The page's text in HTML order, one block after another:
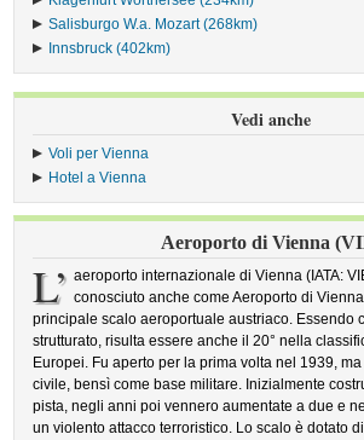
Salisburgo W.a. Mozart (268km)
Innsbruck (402km)
Vedi anche
Voli per Vienna
Hotel a Vienna
Aeroporto di Vienna
L’ aeroporto internazionale di Vienna (IATA:
conosciuto anche come Aeroporto di
principale scalo aeroportuale austriaco. Essendo
strutturato, risulta essere anche il 20° nella
Europei. Fu aperto per la prima volta nel 1939,
civile, bensì come base militare. Inizialmente
pista, negli anni poi vennero aumentate a due e
un violento attacco terroristico. Lo scalo è dotato